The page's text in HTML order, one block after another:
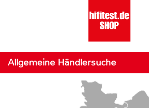
Allgemeine Händlersuche